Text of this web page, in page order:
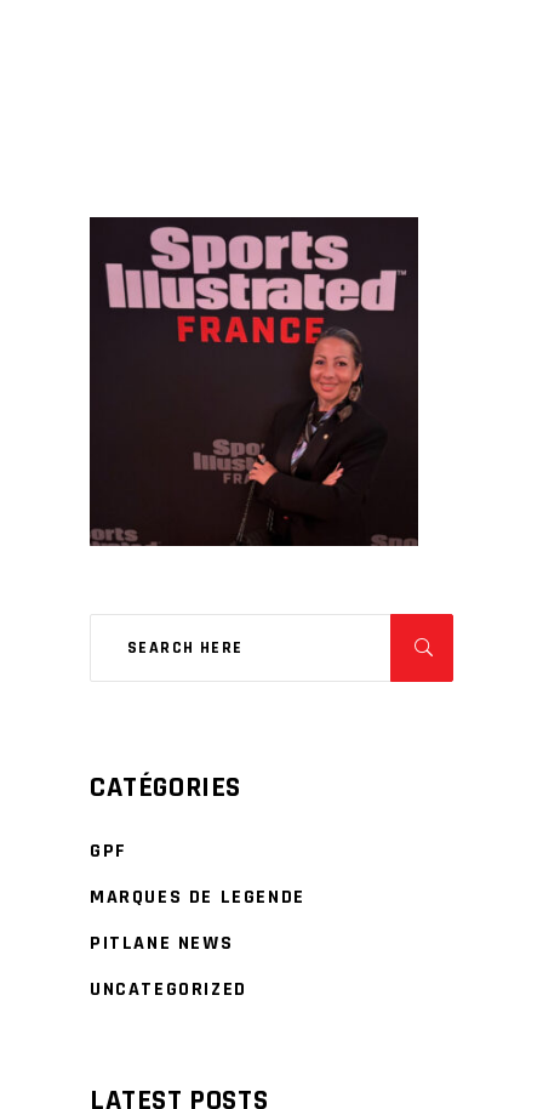
CATÉGORIES
GPF
MARQUES DE LEGENDE
PITLANE NEWS
UNCATEGORIZED
LATEST POSTS